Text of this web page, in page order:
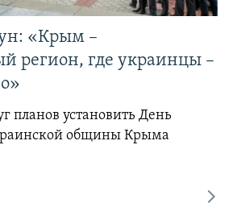
«Крым –
регион, где украинцы –
планов установить День
общины Крыма